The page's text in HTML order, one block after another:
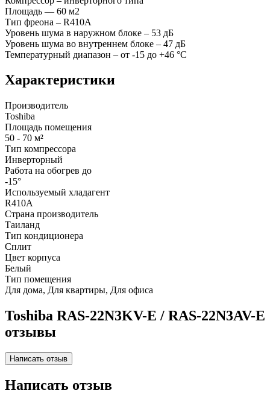
Площадь — 60 м2
Тип фреона – R410A
Уровень шума в наружном блоке – 53 дБ
Уровень шума во внутреннем блоке – 47 дБ
Температурный диапазон – от -15 до +46 °С
Характеристики
Производитель
Toshiba
Площадь помещения
50 - 70 м²
Тип компрессора
Инверторный
Работа на обогрев до
-15°
Используемый хладагент
R410A
Страна производитель
Таиланд
Тип кондиционера
Сплит
Цвет корпуса
Белый
Тип помещения
Для дома, Для квартиры, Для офиса
Toshiba RAS-22N3KV-E / RAS-22N3AV-E
отзывы
Написать отзыв